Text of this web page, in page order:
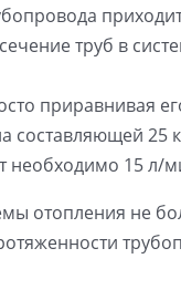
труб в
приравнивая
25
необходимо 15 л/
отопления не